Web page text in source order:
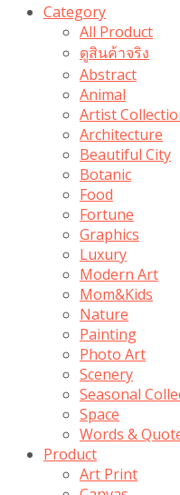
Category
All Product
ดูสินค้าจริง
Abstract
Animal
Artist
Architecture
Beautiful City
Botanic
Food
Fortune
Graphics
Luxury
Modern Art
Mom&Kids
Nature
Painting
Photo Art
Scenery
Seasonal
Space
Words &
Product
Art Print